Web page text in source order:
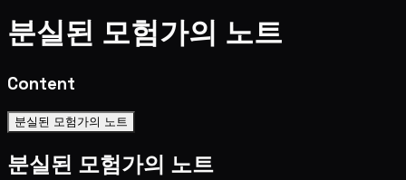
분실된 모험가의 노트
Content
분실된 모험가의 노트
분실된 모험가의 노트